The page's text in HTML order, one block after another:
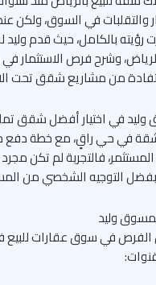
في السوق، ولكن
بالكامل، حيث قدم وليد
وشرح فرص الاستثمار في
من مشاريع شقق تحت
في اختيار أفضل شقق
في حي راقٍ، مع خطة دفع
فالتجربة لم تكن مجرد
التوجيه الشخصي من
وليد
في سوق عقارات للبيع في